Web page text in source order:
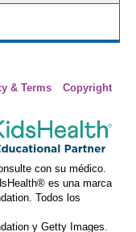
& Terms
Copyright
con su médico.
es una marca
Todos los
y Getty Images.